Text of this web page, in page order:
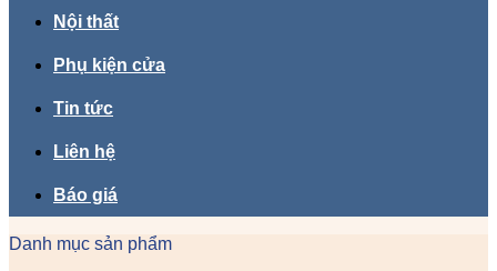
Nội thất
Phụ kiện cửa
Tin tức
Liên hệ
Báo giá
Danh mục sản phẩm